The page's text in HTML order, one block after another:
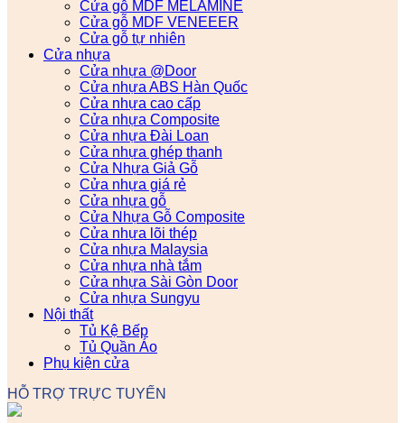
Cửa gỗ MDF MELAMINE
Cửa gỗ MDF VENEEER
Cửa gỗ tự nhiên
Cửa nhựa
Cửa nhựa @Door
Cửa nhựa ABS Hàn Quốc
Cửa nhựa cao cấp
Cửa nhựa Composite
Cửa nhựa Đài Loan
Cửa nhựa ghép thanh
Cửa Nhựa Giả Gỗ
Cửa nhựa giá rẻ
Cửa nhựa gỗ
Cửa Nhựa Gỗ Composite
Cửa nhựa lõi thép
Cửa nhựa Malaysia
Cửa nhựa nhà tắm
Cửa nhựa Sài Gòn Door
Cửa nhựa Sungyu
Nội thất
Tủ Kệ Bếp
Tủ Quần Áo
Phụ kiện cửa
HỖ TRỢ TRỰC TUYẾN